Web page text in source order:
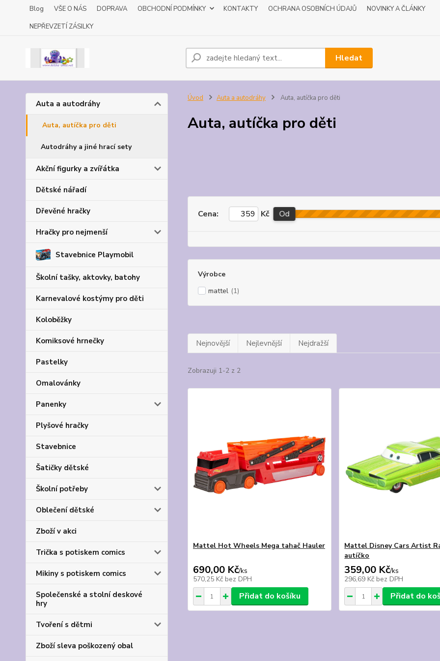
Blog VŠE O NÁS DOPRAVA OBCHODNÍ PODMÍNKY KONTAKTY OCHRANA OSOBNÍCH ÚDAJŮ
NOVINKY A ČLÁNKY
NEPŘEVZETÍ ZÁSILKY
Hledat
Auta a autodráhy
Auta, autíčka pro děti
Autodráhy a jiné hrací sety
Akční figurky a zvířátka
Dětské nářadí
Dřevěné hračky
Hračky pro nejmenší
Stavebnice Playmobil
Školní tašky, aktovky, batohy
Karnevalové kostýmy pro děti
Koloběžky
Komiksové hrnečky
Pastelky
Omalovánky
Panenky
Plyšové hračky
Stavebnice
Šatičky dětské
Školní potřeby
Oblečení dětské
Zboží v akci
Trička s potiskem comics
Mikiny s potiskem comics
Společenské a stolní deskové
hry
Tvoření s dětmi
Zboží sleva poškozený obal
Úvod Auta a autodráhy Auta, autíčka pro děti
Auta, autíčka pro děti
Cena: Kč Od
Výrobce
mattel (1)
Nejnovější Nejlevnější Nejdražší
Zobrazuji 1-2 z 2
Mattel Hot Wheels Mega tahač Hauler
690,00 Kč/ks
570,25 Kč bez DPH
Přidat do košíku
Mattel Disney Cars Artist
autíčko
359,00 Kč/ks
296,69 Kč bez DPH
Přidat do